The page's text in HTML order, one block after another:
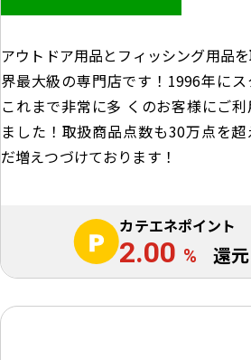
アウトドア用品とフィッシング用品
界最大級の専門店です！1996年にス
これまで非常に多 くのお客様にご
ました！取扱商品点数も30万点を超
だ増えつづけております！
カテエネポイント
2.00 % 還元